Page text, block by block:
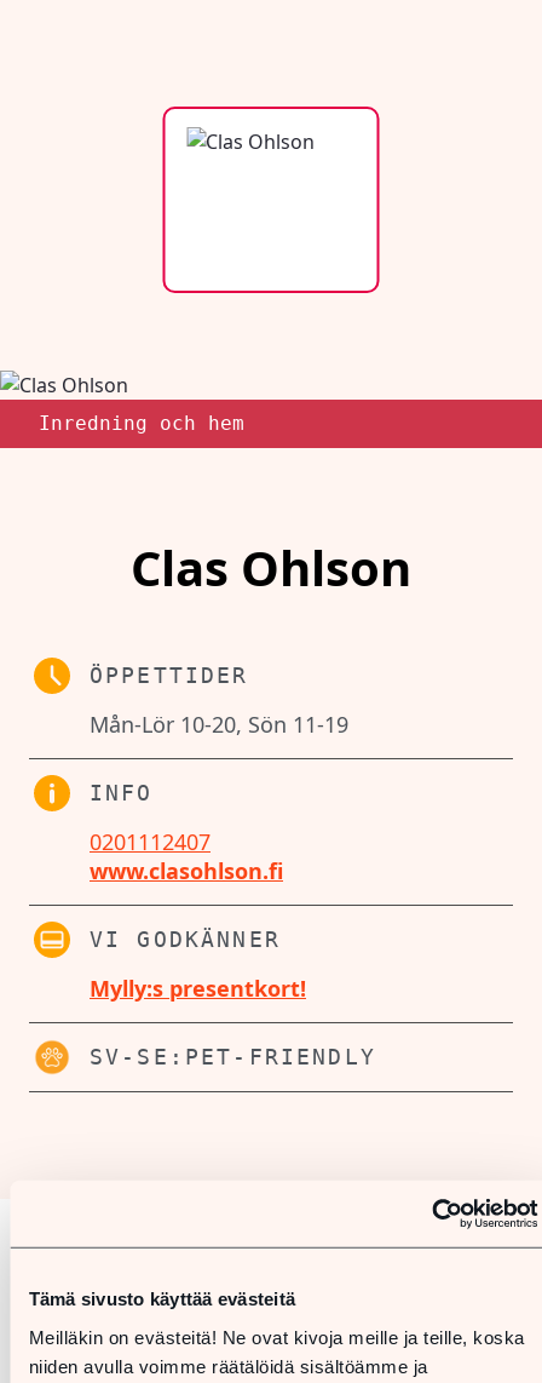
Tämä sivusto käyttää evästeitä
Meilläkin on evästeitä! Ne ovat kivoja meille ja teille, koska
niiden avulla voimme räätälöidä sisältöämme ja
Inredning och hem
Clas Ohlson
ÖPPETTIDER
Mån-Lör 10-20, Sön 11-19
INFO
0201112407
www.clasohlson.fi
VI GODKÄNNER
Mylly:s presentkort!
SV-SE:PET-FRIENDLY